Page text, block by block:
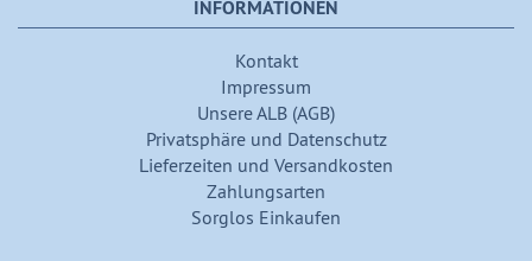
INFORMATIONEN
Kontakt
Impressum
Unsere ALB (AGB)
Privatsphäre und Datenschutz
Lieferzeiten und Versandkosten
Zahlungsarten
Sorglos Einkaufen